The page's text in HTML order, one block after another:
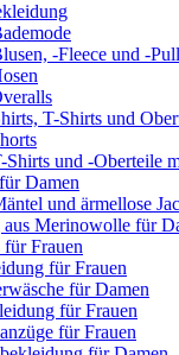
-Fleece und -
T-Shirts und
Shirts und -Oberteile
Damen
und ärmellose
Merinowolle für
Frauen
für Frauen
für Damen
für Frauen
für Frauen